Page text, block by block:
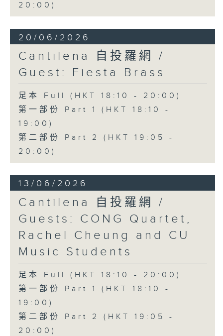
20:00)
20/06/2026
Cantilena 自投羅網 /
Guest: Fiesta Brass
足本 Full (HKT 18:10 - 20:00)
第一部份 Part 1 (HKT 18:10 -
19:00)
第二部份 Part 2 (HKT 19:05 -
20:00)
13/06/2026
Cantilena 自投羅網 /
Guests: CONG Quartet,
Rachel Cheung and CU
Music Students
足本 Full (HKT 18:10 - 20:00)
第一部份 Part 1 (HKT 18:10 -
19:00)
第二部份 Part 2 (HKT 19:05 -
20:00)